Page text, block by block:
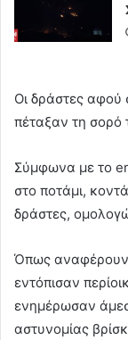
Οι δράστες αφού
πέταξαν τη σορό
Σύμφωνα με το
στο ποτάμι,
δράστες,
Όπως αναφέρουν
εντόπισαν
ενημέρωσαν
αστυνομίας